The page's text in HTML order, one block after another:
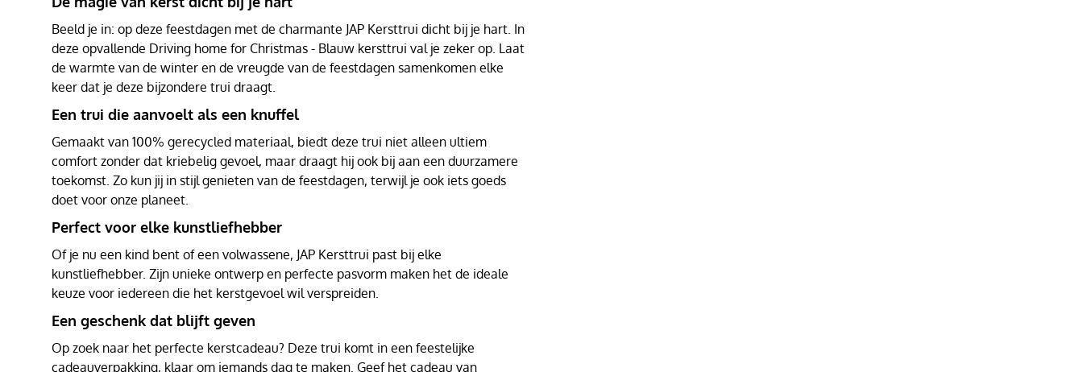
Beeld je in: op deze feestdagen met de charmante JAP Kersttrui dicht bij je hart. In
deze opvallende Driving home for Christmas - Blauw kersttrui val je zeker op. Laat
de warmte van de winter en de vreugde van de feestdagen samenkomen elke
keer dat je deze bijzondere trui draagt.
Een trui die aanvoelt als een knuffel
Gemaakt van 100% gerecycled materiaal, biedt deze trui niet alleen ultiem
comfort zonder dat kriebelig gevoel, maar draagt hij ook bij aan een duurzamere
toekomst. Zo kun jij in stijl genieten van de feestdagen, terwijl je ook iets goeds
doet voor onze planeet.
Perfect voor elke kunstliefhebber
Of je nu een kind bent of een volwassene, JAP Kersttrui past bij elke
kunstliefhebber. Zijn unieke ontwerp en perfecte pasvorm maken het de ideale
keuze voor iedereen die het kerstgevoel wil verspreiden.
Een geschenk dat blijft geven
Op zoek naar het perfecte kerstcadeau? Deze trui komt in een feestelijke
cadeauverpakking, klaar om iemands dag te maken. Geef het cadeau van